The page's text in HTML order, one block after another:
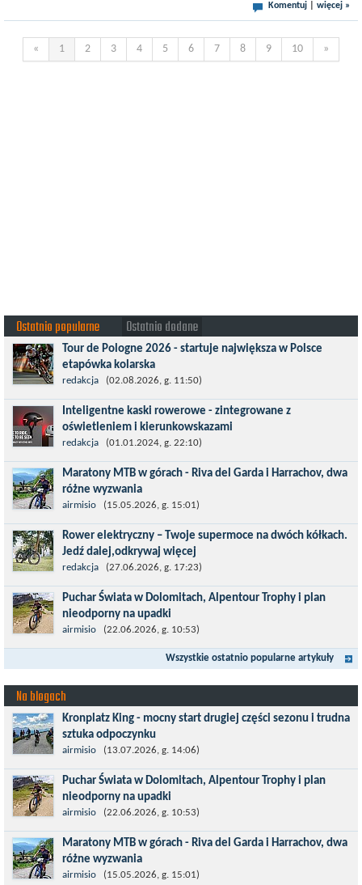
Komentuj więcej »
« 1 2 3 4 5 6 7 8 9 10 »
Ostatnio popularne Ostatnio dodane
Tour de Pologne 2026 - startuje największa w Polsce
etapówka kolarska
Tour de Pologne 2026 to jedno z najbardziej prestiżowych
wydarzeń sportowych w Polsce. wyścig zaliczany po raz 22. do
prestiżowego cyklu UCI World...
redakcja (02.08.2026, g. 11:50)
Inteligentne kaski rowerowe - zintegrowane z
oświetleniem i kierunkowskazami
Temat bezpieczeństwa jazdy wchodzi na nowy poziom. Do tej
pory kask było odpowiedzialny przede wszystkim za
bezpieczeństwo rowerzysty, ochronę...
redakcja (01.01.2024, g. 22:10)
Maratony MTB w górach - Riva del Garda i Harrachov, dwa
różne wyzwania
Maj to idealny czas, by z płaskich i szybkich wyścigów przejść do
znacznie bardziej ambitnych wyzwań, jakimi są górskie wyścigi
MTB....
airmisio (15.05.2026, g. 15:01)
Rower elektryczny – Twoje supermoce na dwóch kółkach.
Jedź dalej,odkrywaj więcej
Marzenia o dalekich podróżach bez ogromnego zmęczenia stają
się rzeczywistością dzięki nowoczesnym technologiom ukrytym
w jednośladach....
redakcja (27.06.2026, g. 17:23)
Puchar Świata w Dolomitach, Alpentour Trophy i plan
nieodporny na upadki
Czerwiec w moim planie oznaczał wejście w najbardziej
wymagający etap i cel pierwszej części sezonu: Puchar Świata w
maratonie MTB w Dolomitach...
airmisio (22.06.2026, g. 10:53)
Wszystkie ostatnio popularne artykuły
Na blogach
Kronplatz King - mocny start drugiej części sezonu i trudna
sztuka odpoczynku
Kronplatz King, epicki MTB Maraton z metą na 2275 m we
włoskich Alpach – łącznie 3000 metrów przewyższenia na
dystansie 60 km, ze...
airmisio (13.07.2026, g. 14:06)
Puchar Świata w Dolomitach, Alpentour Trophy i plan
nieodporny na upadki
Czerwiec w moim planie oznaczał wejście w najbardziej
wymagający etap i cel pierwszej części sezonu: Puchar Świata w
maratonie MTB w Dolomitach...
airmisio (22.06.2026, g. 10:53)
Maratony MTB w górach - Riva del Garda i Harrachov, dwa
różne wyzwania
Maj to idealny czas, by z płaskich i szybkich wyścigów przejść do
airmisio (15.05.2026, g. 15:01)